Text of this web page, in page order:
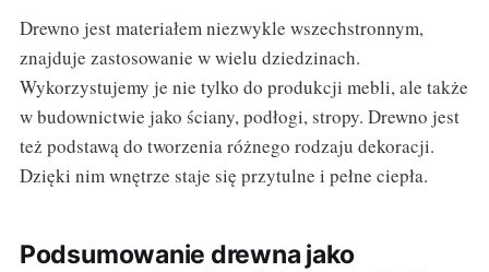
Drewno jest materiałem niezwykle wszechstronnym,
znajduje zastosowanie w wielu dziedzinach.
Wykorzystujemy je nie tylko do produkcji mebli, ale także
w budownictwie jako ściany, podłogi, stropy. Drewno jest
też podstawą do tworzenia różnego rodzaju dekoracji.
Dzięki nim wnętrze staje się przytulne i pełne ciepła.
Podsumowanie drewna jako